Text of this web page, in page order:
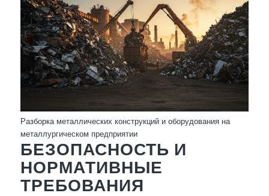
Разборка металлических конструкций и оборудования на
металлургическом предприятии
БЕЗОПАСНОСТЬ И
НОРМАТИВНЫЕ
ТРЕБОВАНИЯ